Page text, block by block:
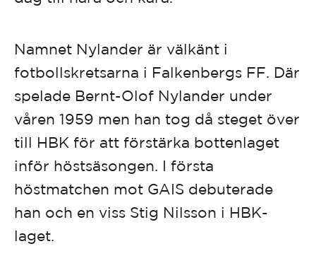
Namnet Nylander är välkänt i
fotbollskretsarna i Falkenbergs FF. Där
spelade Bernt-Olof Nylander under
våren 1959 men han tog då steget över
till HBK för att förstärka bottenlaget
inför höstsäsongen. I första
höstmatchen mot GAIS debuterade
han och en viss Stig Nilsson i HBK-
laget.